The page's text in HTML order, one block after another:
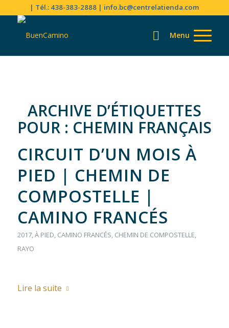
| Tél.: 438-383-2888 | info.bc@centrelatienda.com
ARCHIVE D’ÉTIQUETTES
POUR : CHEMIN FRANÇAIS
CIRCUIT D’UN MOIS À
PIED | CHEMIN DE
COMPOSTELLE |
CAMINO FRANCÉS
2017,À PIED, CAMINO FRANCÉS, CHEMIN DE COMPOSTELLE,
RAYO
Lire la suite